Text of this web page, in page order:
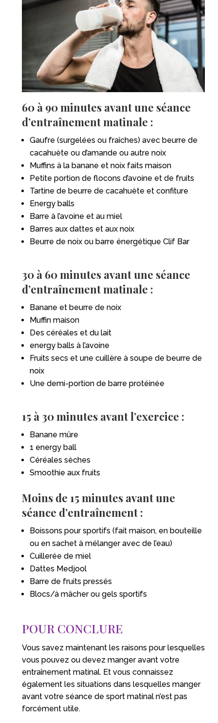
60 à 90 minutes avant une séance
d’entraînement matinale :
Gaufre (surgelées ou fraîches) avec beurre de
cacahuète ou d’amande ou autre noix
Muffins à la banane et noix faits maison
Petite portion de flocons d’avoine et de fruits
Tartine de beurre de cacahuète et confiture
Energy balls
Barre à l’avoine et au miel
Barres aux dattes et aux noix
Beurre de noix ou barre énergétique Clif Bar
30 à 60 minutes avant une séance
d’entraînement matinale :
Banane et beurre de noix
Muffin maison
Des céréales et du lait
energy balls à l’avoine
Fruits secs et une cuillère à soupe de beurre de
noix
Une demi-portion de barre protéinée
15 à 30 minutes avant l’exercice :
Banane mûre
1 energy ball
Céréales sèches
Smoothie aux fruits
Moins de 15 minutes avant une
séance d’entraînement :
Boissons pour sportifs (fait maison, en bouteille
ou en sachet à mélanger avec de l’eau)
Cuillerée de miel
Dattes Medjool
Barre de fruits pressés
Blocs/à mâcher ou gels sportifs
POUR CONCLURE
Vous savez maintenant les raisons pour lesquelles
vous pouvez ou devez manger avant votre
entraînement matinal. Et vous connaissez
également les situations dans lesquelles manger
avant votre séance de sport matinal n’est pas
forcément utile.